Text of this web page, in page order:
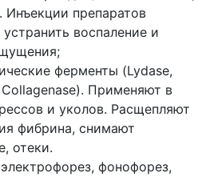
Инъекции препаратов
воспаление и
ферменты (Lydase,
Применяют в
и уколов. Расщепляют
фибрина, снимают
отеки.
фонофорез,